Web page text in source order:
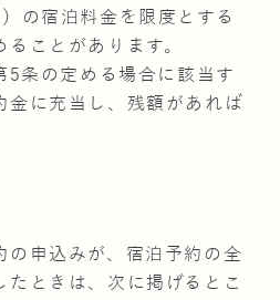
の宿泊料金を限度とする
ことがあります。
条の定める場合に該当す
金に充当し、残額があれば
の申込みが、宿泊予約の全
たときは、次に掲げるとこ